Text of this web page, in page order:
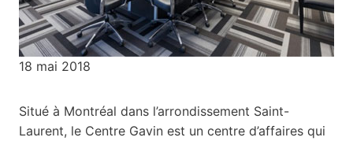
18 mai 2018
Situé à Montréal dans l’arrondissement Saint-
Laurent, le Centre Gavin est un centre d’affaires qui